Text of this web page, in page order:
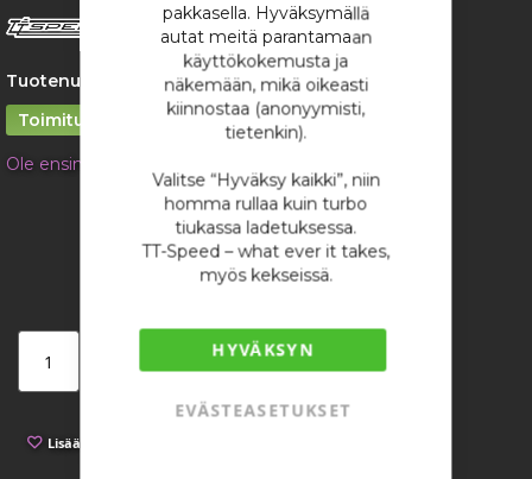
pakkasella. Hyväksymällä
autat meitä parantamaan
käyttökokemusta ja
näkemään, mikä oikeasti
kiinnostaa (anonyymisti,
tietenkin).
Valitse “Hyväksy kaikki”, niin
homma rullaa kuin turbo
tiukassa ladetuksessa.
TT-Speed – what ever it takes,
myös kekseissä.
HYVÄKSYN
EVÄSTEASETUKSET
gallery
Tuotenumero:
4573
Toimitusaika 1 – 2 viikkoa
Ole ensimmäinen tuotteen arvostelija
/ kappale
1 124,44 €
Lisää ostoskoriin
Lisää toivelistaan